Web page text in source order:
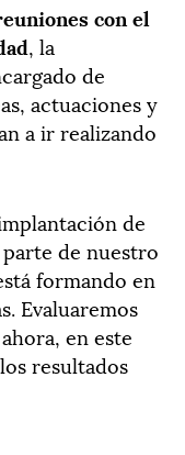
con el
, la
de
actuaciones y
a ir realizando
de
de nuestro
formando en
Evaluaremos
en este
resultados